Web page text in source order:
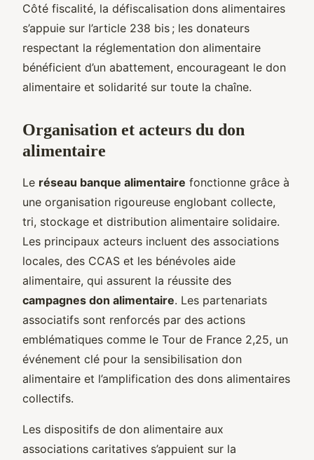
Côté fiscalité, la défiscalisation dons alimentaires
s’appuie sur l’article 238 bis ; les donateurs
respectant la réglementation don alimentaire
bénéficient d’un abattement, encourageant le don
alimentaire et solidarité sur toute la chaîne.
Organisation et acteurs du don
alimentaire
Le réseau banque alimentaire fonctionne grâce à
une organisation rigoureuse englobant collecte,
tri, stockage et distribution alimentaire solidaire.
Les principaux acteurs incluent des associations
locales, des CCAS et les bénévoles aide
alimentaire, qui assurent la réussite des
campagnes don alimentaire. Les partenariats
associatifs sont renforcés par des actions
emblématiques comme le Tour de France 2,25, un
événement clé pour la sensibilisation don
alimentaire et l’amplification des dons alimentaires
collectifs.
Les dispositifs de don alimentaire aux
associations caritatives s’appuient sur la